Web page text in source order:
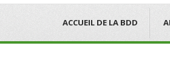
ACCUEIL DE LA BDD